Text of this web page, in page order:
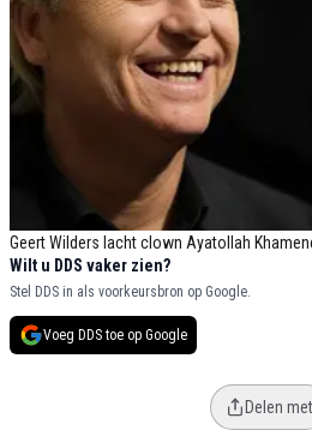
Geert Wilders lacht clown Ayatollah
Wilt u DDS vaker zien?
Stel DDS in als voorkeursbron op Google.
Voeg DDS toe op Google
Delen met